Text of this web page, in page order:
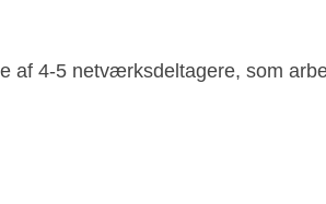
af 4-5 netværksdeltagere, som